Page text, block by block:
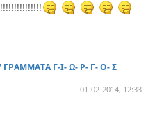
Γ-Ι- Ω- Ρ- Γ- Ο- Σ
01-02-2014, 12:33